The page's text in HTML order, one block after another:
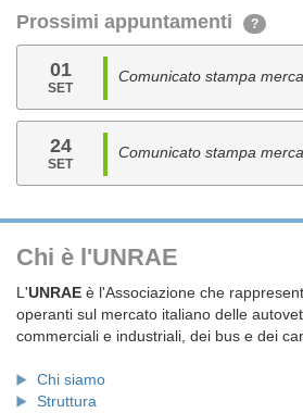
Prossimi appuntamenti ?
01
SET
Comunicato stampa
24
SET
Comunicato stampa
Chi è l'UNRAE
L'UNRAE è l'Associazione che
operanti sul mercato italiano delle
commerciali e industriali, dei bus e dei
Chi siamo
Struttura